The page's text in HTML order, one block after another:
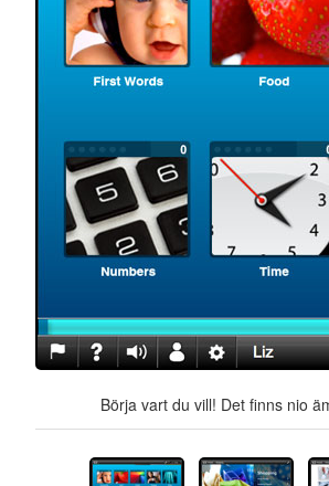
Börja vart du vill! Det finns nio